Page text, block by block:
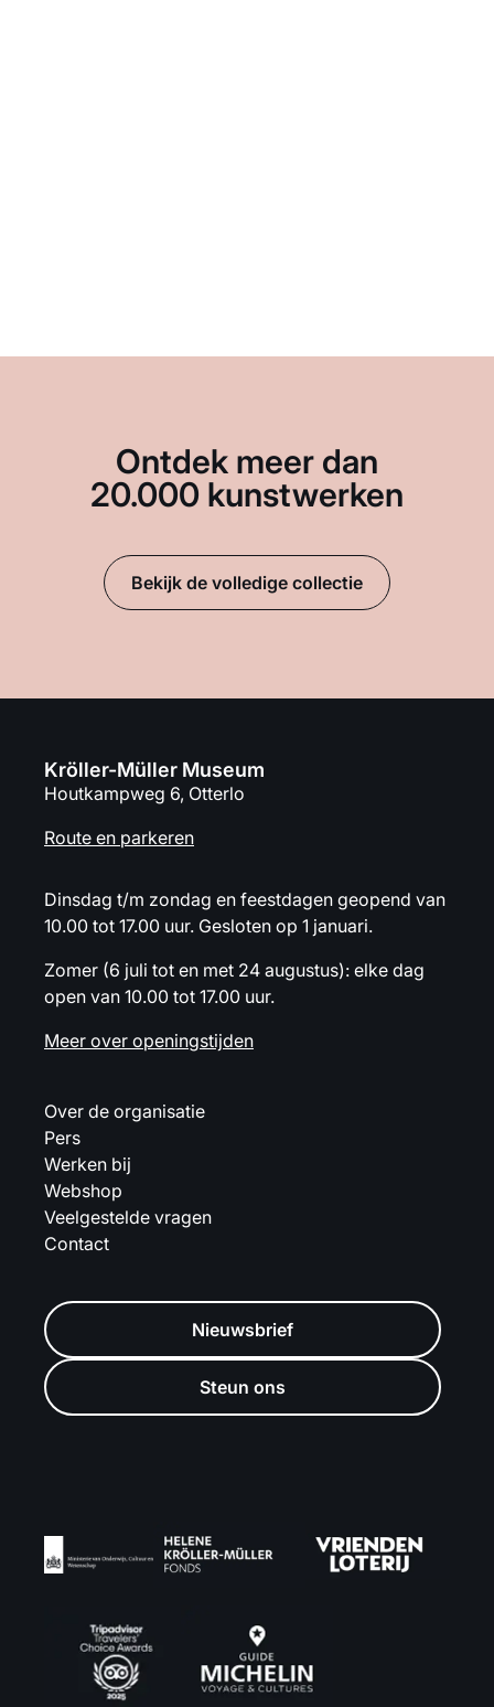
Ontdek meer dan
20.000 kunstwerken
Bekijk de volledige collectie
Kröller-Müller Museum
Houtkampweg 6, Otterlo
Route en parkeren
Dinsdag t/m zondag en feestdagen geopend van
10.00 tot 17.00 uur. Gesloten op 1 januari.
Zomer (6 juli tot en met 24 augustus): elke dag
open van 10.00 tot 17.00 uur.
Meer over openingstijden
Over de organisatie
Pers
Werken bij
Webshop
Veelgestelde vragen
Contact
Nieuwsbrief
Steun ons